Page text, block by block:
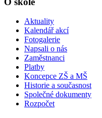
Aktuality
Kalendář akcí
Fotogalerie
Napsali o nás
Zaměstnanci
Platby
Koncepce ZŠ a MŠ
Historie a současnost
Společné dokumenty
Rozpočet